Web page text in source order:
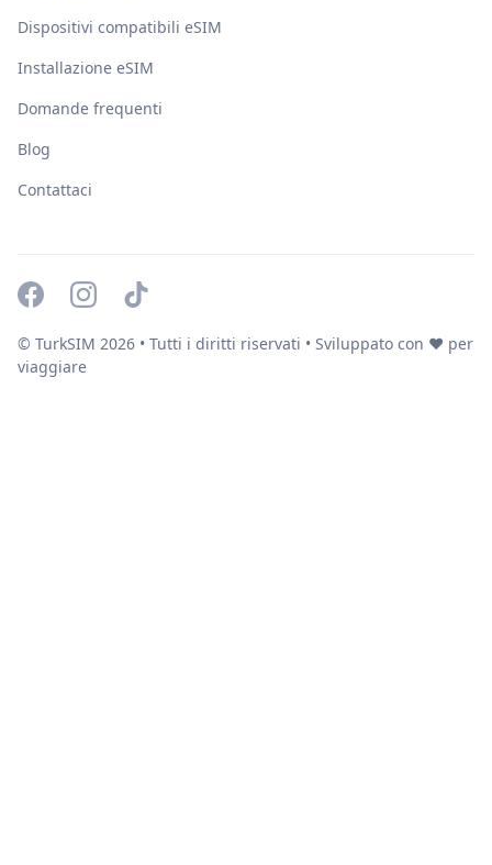
Dispositivi compatibili eSIM
Installazione eSIM
Domande frequenti
Blog
Contattaci
© TurkSIM 2026 • Tutti i diritti riservati • Sviluppato con ❤️ per
viaggiare